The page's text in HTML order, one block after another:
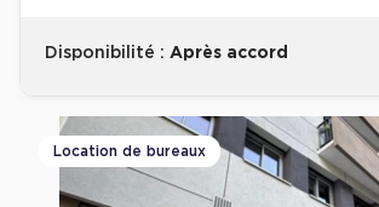
Disponibilité : Après accord
Location de bureaux